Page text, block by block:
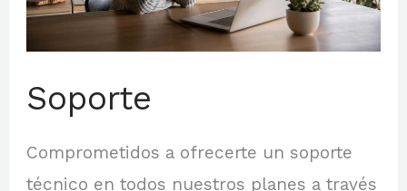
Soporte
Comprometidos a ofrecerte un soporte
técnico en todos nuestros planes a través